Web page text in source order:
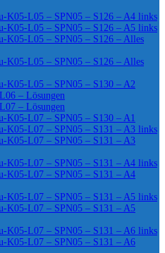
K05-L05 – SPN05 – S126 – A4 links
K05-L05 – SPN05 – S126 – A5 links
K05-L05 – SPN05 – S126 – Alles
K05-L05 – SPN05 – S126 – Alles
K05-L05 – SPN05 – S130 – A2
– Lösungen
– Lösungen
K05-L07 – SPN05 – S130 – A1
K05-L07 – SPN05 – S131 – A3 links
K05-L07 – SPN05 – S131 – A3
K05-L07 – SPN05 – S131 – A4 links
K05-L07 – SPN05 – S131 – A4
K05-L07 – SPN05 – S131 – A5 links
K05-L07 – SPN05 – S131 – A5
K05-L07 – SPN05 – S131 – A6 links
K05-L07 – SPN05 – S131 – A6